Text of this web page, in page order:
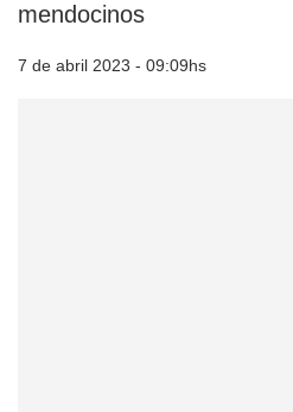
mendocinos
7 de abril 2023 - 09:09hs